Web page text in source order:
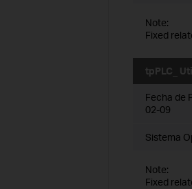
Note:
Fixed
tpPLC_
Fecha de
02-09
Sistema
Note:
Fixed